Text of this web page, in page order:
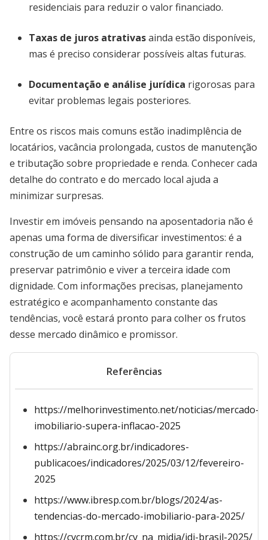
residenciais para reduzir o valor financiado.
Taxas de juros atrativasainda estão disponíveis,
mas é preciso considerar possíveis altas futuras.
Documentação e análise jurídica rigorosas para
evitar problemas legais posteriores.
Entre os riscos mais comuns estão inadimplência de
locatários, vacância prolongada, custos de manutenção
e tributação sobre propriedade e renda. Conhecer cada
detalhe do contrato e do mercado local ajuda a
minimizar surpresas.
Investir em imóveis pensando na aposentadoria não é
apenas uma forma de diversificar investimentos: é a
construção de um caminho sólido para garantir renda,
preservar patrimônio e viver a terceira idade com
dignidade. Com informações precisas, planejamento
estratégico e acompanhamento constante das
tendências, você estará pronto para colher os frutos
desse mercado dinâmico e promissor.
Referências
https://melhorinvestimento.net/noticias/mercado-
imobiliario-supera-inflacao-2025
https://abrainc.org.br/indicadores-
publicacoes/indicadores/2025/03/12/fevereiro-
2025
https://www.ibresp.com.br/blogs/2024/as-
tendencias-do-mercado-imobiliario-para-2025/
https://cvcrm.com.br/cv_na_midia/idi-brasil-2025/